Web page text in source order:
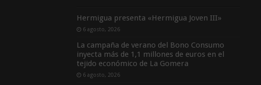
Hermigua presenta «Hermigua Joven III»
6 agosto, 2026
La campaña de verano del Bono Consumo
inyecta más de 1,1 millones de euros en el
tejido económico de La Gomera
6 agosto, 2026